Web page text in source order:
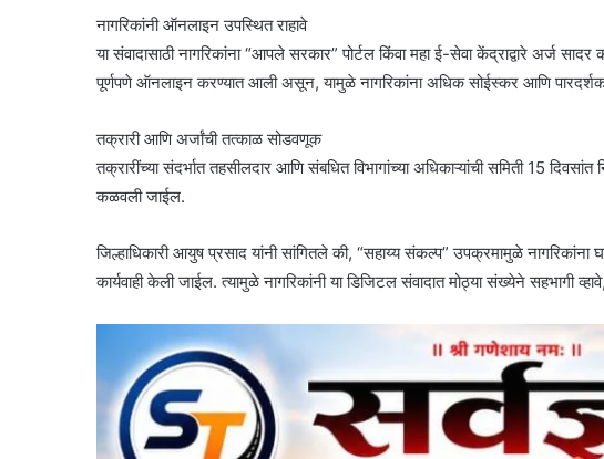
नागरिकांनी ऑनलाइन उपस्थित राहावे
या संवादासाठी नागरिकांना “आपले सरकार” पोर्टल किंवा महा ई-सेवा केंद्राद्वारे अर्ज
पूर्णपणे ऑनलाइन करण्यात आली असून, यामुळे नागरिकांना अधिक सोईस्कर आणि
तक्रारी आणि अर्जांची तत्काळ सोडवणूक
तक्रारींच्या संदर्भात तहसीलदार आणि संबधित विभागांच्या अधिकाऱ्यांची समिती 15
कळवली जाईल.
जिल्हाधिकारी आयुष प्रसाद यांनी सांगितले की, “सहाय्य संकल्प” उपक्रमामुळे नागरिकांना
कार्यवाही केली जाईल. त्यामुळे नागरिकांनी या डिजिटल संवादात मोठ्या संख्येने सहभागी